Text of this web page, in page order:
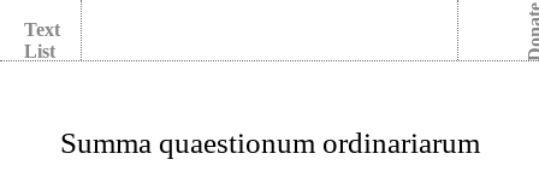
Text
List
Summa quaestionum ordinariarum